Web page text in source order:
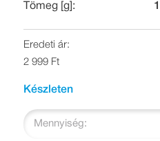
Tömeg [g]:
Eredeti ár:
2 999 Ft
Készleten
Mennyiség: